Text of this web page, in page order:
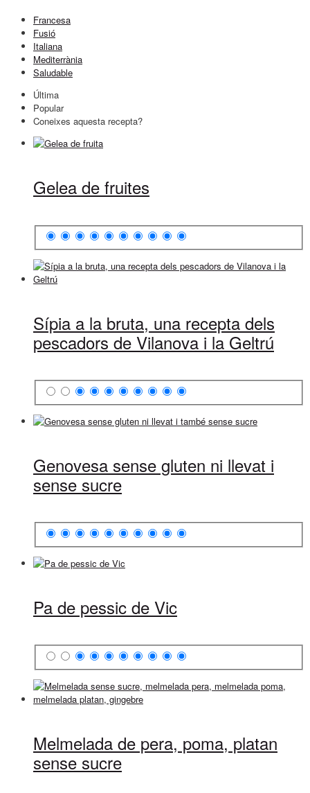
Francesa
Fusió
Italiana
Mediterrània
Saludable
Última
Popular
Coneixes aquesta recepta?
Gelea de fruites
Sípia a la bruta, una recepta dels
pescadors de Vilanova i la Geltrú
Genovesa sense gluten ni llevat i
sense sucre
Pa de pessic de Vic
Melmelada de pera, poma, platan
sense sucre